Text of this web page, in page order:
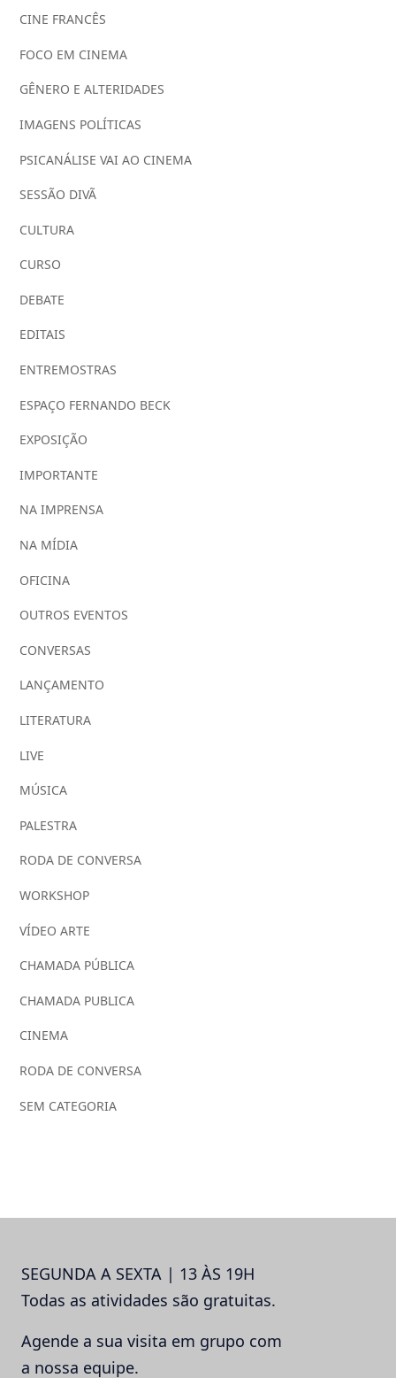
CINE FRANCÊS
FOCO EM CINEMA
GÊNERO E ALTERIDADES
IMAGENS POLÍTICAS
PSICANÁLISE VAI AO CINEMA
SESSÃO DIVÃ
CULTURA
CURSO
DEBATE
EDITAIS
ENTREMOSTRAS
ESPAÇO FERNANDO BECK
EXPOSIÇÃO
IMPORTANTE
NA IMPRENSA
NA MÍDIA
OFICINA
OUTROS EVENTOS
CONVERSAS
LANÇAMENTO
LITERATURA
LIVE
MÚSICA
PALESTRA
RODA DE CONVERSA
WORKSHOP
VÍDEO ARTE
CHAMADA PÚBLICA
CHAMADA PUBLICA
CINEMA
RODA DE CONVERSA
SEM CATEGORIA
SEGUNDA A SEXTA | 13 ÀS 19H
Todas as atividades são gratuitas.
Agende a sua visita em grupo com
a nossa equipe.